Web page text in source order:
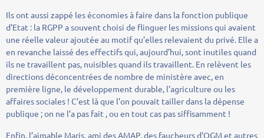
Ils ont aussi zappé les économies à faire dans la fonction publique
d’Etat : la RGPP a souvent choisi de flinguer les missions qui avaient
une réelle valeur ajoutée au motif qu’elles relevaient du privé. Elle a
en revanche laissé des effectifs qui, aujourd’hui, sont inutiles quand
ils ne travaillent pas, nuisibles quand ils travaillent. En relèvent les
directions déconcentrées de nombre de ministère avec, en
première ligne, le développement durable, l’agriculture ou les
affaires sociales ! C’est là que l’on pouvait tailler dans la dépense
publique ; on ne l’a pas fait , ou en tout cas pas siffisamment !
Enfin, l’aimable Maris, ami des AMAP, des faucheurs d’OGM et autres